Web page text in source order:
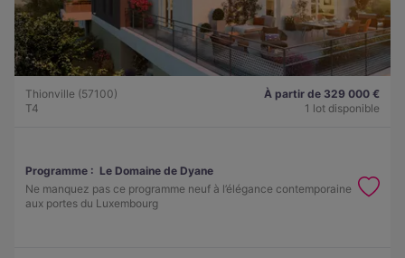
Thionville (57100)
T4
À partir de 329 000 €
1 lot disponible
Programme : Le Domaine de Dyane
Ne manquez pas ce programme neuf à l’élégance contemporaine
aux portes du Luxembourg